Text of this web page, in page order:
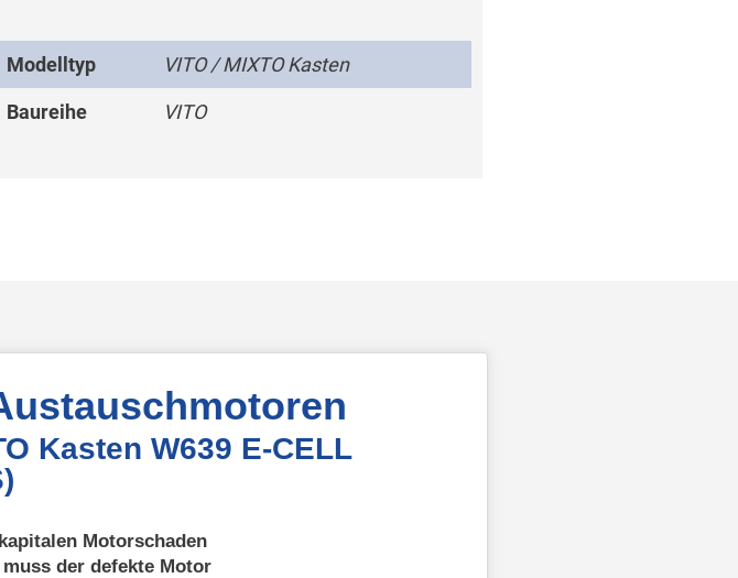
Modelltyp VITO / MIXTO Kasten
Baureihe VITO
Kasten W639 E-CELL
Motorschaden
der defekte Motor